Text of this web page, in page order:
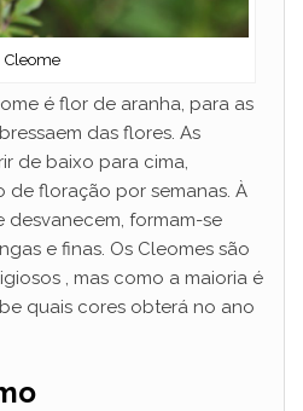
Cleome
é flor de aranha, para as
das flores. As
de baixo para cima,
floração por semanas. À
desvanecem, formam-se
e finas. Os Cleomes são
, mas como a maioria é
quais cores obterá no ano